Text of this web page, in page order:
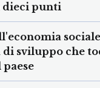
dieci punti
sviluppo che
paese